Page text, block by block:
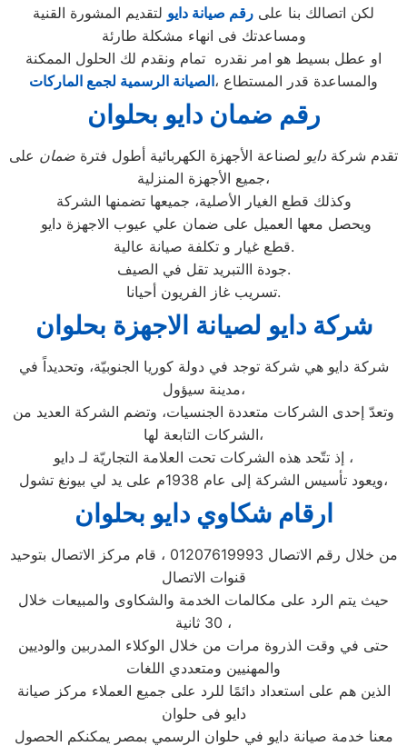
لكن اتصالك بنا على رقم صيانة دايو لتقديم المشورة القنية
ومساعدتك فى انهاء مشكلة طارئة
او عطل بسيط هو امر نقدره تمام ونقدم لك الحلول الممكنة
والمساعدة قدر المستطاع ،الصيانة الرسمية لجمع الماركات
رقم ضمان دايو بحلوان
تقدم شركة دايو لصناعة الأجهزة الكهربائية أطول فترة ضمان على
جميع الأجهزة المنزلية،
وكذلك قطع الغيار الأصلية، جميعها تضمنها الشركة
ويحصل معها العميل على ضمان علي عيوب الاجهزة دايو
قطع غيار و تكلفة صيانة عالية.
جودة االتبريد تقل في الصيف.
تسريب غاز الفريون أحيانا.
شركة دايو لصيانة الاجهزة بحلوان
شركة دايو هي شركة توجد في دولة كوريا الجنوبيّة، وتحديداً في
مدينة سيؤول،
وتعدّ إحدى الشركات متعددة الجنسيات، وتضم الشركة العديد من
الشركات التابعة لها،
إذ تتّحد هذه الشركات تحت العلامة التجاريّة لـ دايو ،
ويعود تأسيس الشركة إلى عام 1938م على يد لي بيونغ تشول،
ارقام شكاوي دايو بحلوان
من خلال رقم الاتصال 01207619993 ، قام مركز الاتصال بتوحيد
قنوات الاتصال
حيث يتم الرد على مكالمات الخدمة والشكاوى والمبيعات خلال
30 ثانية ،
حتى في وقت الذروة مرات من خلال الوكلاء المدربين والوديين
والمهنيين ومتعددي اللغات
الذين هم على استعداد دائمًا للرد على جميع العملاء مركز صيانة
دايو فى حلوان
معنا خدمة صيانة دايو في حلوان الرسمي بمصر يمكنكم الحصول